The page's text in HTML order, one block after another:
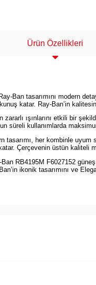
Ürün Özellikleri
Ban tasarımını modern
katar. Ray-Ban’in
ışınlarını etkili bir
süreli kullanımlarda
tasarımı, her kombinle
Çerçevenin üstün
RB4195M F6027152
ikonik tasarımını ve